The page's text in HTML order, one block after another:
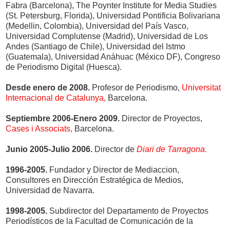
Fabra (Barcelona), The Poynter Institute for Media Studies
(St. Petersburg, Florida), Universidad Pontificia Bolivariana
(Medellin, Colombia), Universidad del País Vasco,
Universidad Complutense (Madrid), Universidad de Los
Andes (Santiago de Chile), Universidad del Istmo
(Guatemala), Universidad Anáhuac (México DF), Congreso
de Periodismo Digital (Huesca).
Desde enero de 2008. Profesor de Periodismo, Universitat
Internacional de Catalunya, Barcelona.
Septiembre 2006-Enero 2009. Director de Proyectos,
Cases i Associats, Barcelona.
Junio 2005-Julio 2006. Director de Diari de Tarragona.
1996-2005. Fundador y Director de Mediaccion,
Consultores en Dirección Estratégica de Medios,
Universidad de Navarra.
1998-2005. Subdirector del Departamento de Proyectos
Periodísticos de la Facultad de Comunicación de la